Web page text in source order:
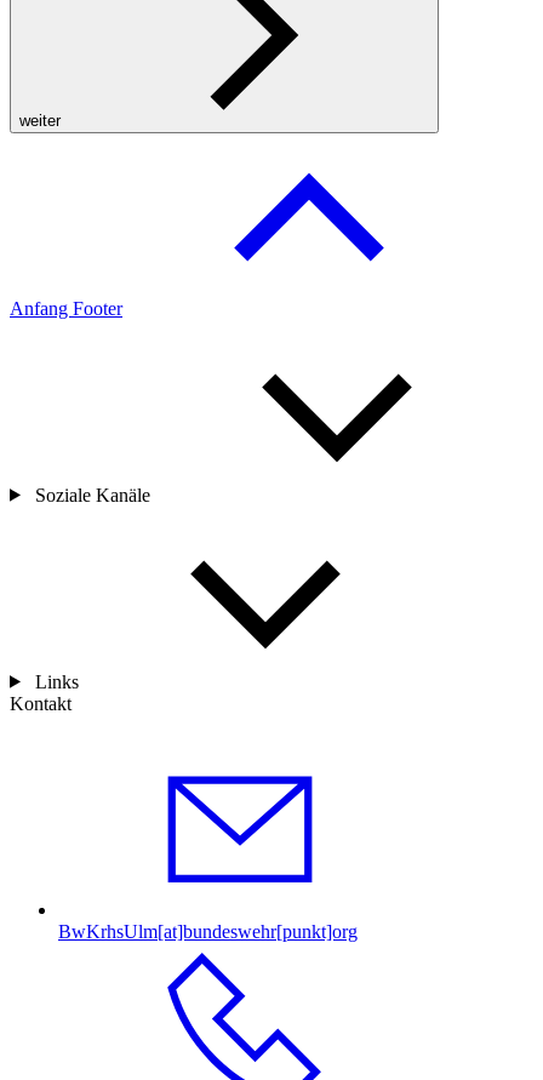
weiter
Anfang Footer
Soziale Kanäle
Links
Kontakt
BwKrhsUlm[at]bundeswehr[punkt]org